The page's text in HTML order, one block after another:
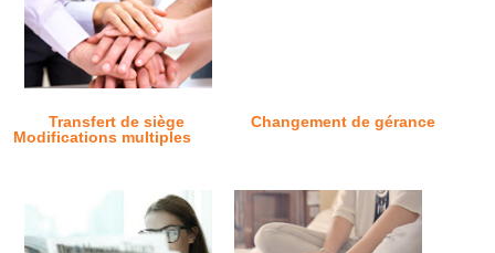
Transfert de siège
Changement de gérance
Modifications multiples